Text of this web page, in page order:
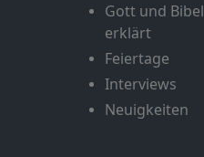
Gott und Bibel
erklärt
Feiertage
Interviews
Neuigkeiten